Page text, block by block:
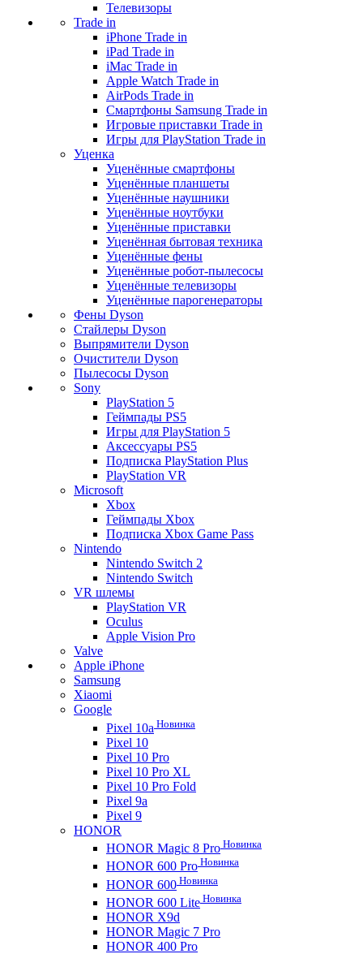
Телевизоры
Trade in
iPhone Trade in
iPad Trade in
iMac Trade in
Apple Watch Trade in
AirPods Trade in
Смартфоны Samsung Trade in
Игровые приставки Trade in
Игры для PlayStation Trade in
Уценка
Уценённые смартфоны
Уценённые планшеты
Уценённые наушники
Уценённые ноутбуки
Уценённые приставки
Уценённая бытовая техника
Уценённые фены
Уценённые робот-пылесосы
Уценённые телевизоры
Уценённые парогенераторы
Фены Dyson
Стайлеры Dyson
Выпрямители Dyson
Очистители Dyson
Пылесосы Dyson
Sony
PlayStation 5
Геймпады PS5
Игры для PlayStation 5
Аксессуары PS5
Подписка PlayStation Plus
PlayStation VR
Microsoft
Xbox
Геймпады Xbox
Подписка Xbox Game Pass
Nintendo
Nintendo Switch 2
Nintendo Switch
VR шлемы
PlayStation VR
Oculus
Apple Vision Pro
Valve
Apple iPhone
Samsung
Xiaomi
Google
Pixel 10a Новинка
Pixel 10
Pixel 10 Pro
Pixel 10 Pro XL
Pixel 10 Pro Fold
Pixel 9a
Pixel 9
HONOR
HONOR Magic 8 Pro Новинка
HONOR 600 Pro Новинка
HONOR 600 Новинка
HONOR 600 Lite Новинка
HONOR X9d
HONOR Magic 7 Pro
HONOR 400 Pro